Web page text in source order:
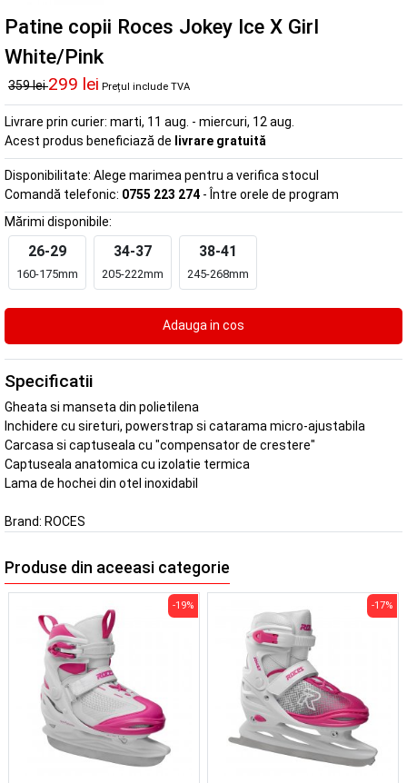
Patine copii Roces Jokey Ice X Girl
White/Pink
359 lei299 lei Prețul include TVA
Livrare prin curier: marti, 11 aug. - miercuri, 12 aug.
Acest produs beneficiază de livrare gratuită
Disponibilitate: Alege marimea pentru a verifica stocul
Comandă telefonic: 0755 223 274 - Între orele de program
Mărimi disponibile:
26-29
160-175mm
34-37
205-222mm
38-41
245-268mm
Specificatii
Gheata si manseta din polietilena
Inchidere cu sireturi, powerstrap si catarama micro-ajustabila
Carcasa si captuseala cu "compensator de crestere"
Captuseala anatomica cu izolatie termica
Lama de hochei din otel inoxidabil
Brand: ROCES
Produse din aceeasi categorie
-19% -17%